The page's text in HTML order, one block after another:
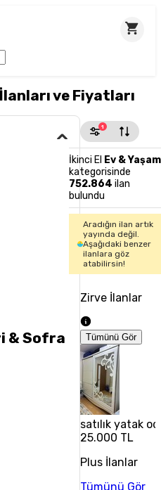
ve Fiyatları
& Sofra
1
İkinci El Ev & Yaşam
kategorisinde
752.864 ilan
bulundu
Aradığın ilan artık
yayında değil.
Aşağıdaki benzer
ilanlara göz
atabilirsin!
Zirve İlanlar
Tümünü Gör
satılık yatak
25.000 TL
Plus İlanlar
Tümünü Gör